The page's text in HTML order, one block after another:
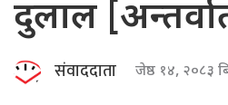
दुलाल
संवाददाता जेष्ठ १४, २०८३